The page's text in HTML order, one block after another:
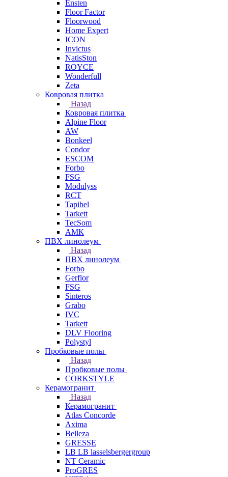
Ensten
Floor Factor
Floorwood
Home Expert
ICON
Invictus
NatisSton
ROYCE
Wonderfull
Zeta
Ковровая плитка
Назад
Ковровая плитка
Alpine Floor
AW
Bonkeel
Condor
ESCOM
Forbo
FSG
Modulyss
RCT
Tapibel
Tarkett
TecSom
АМК
ПВХ линолеум
Назад
ПВХ линолеум
Forbo
Gerflor
FSG
Sinteros
Grabo
IVC
Tarkett
DLV Flooring
Polystyl
Пробковые полы
Назад
Пробковые полы
CORKSTYLE
Керамогранит
Назад
Керамогранит
Atlas Concorde
Axima
Belleza
GRESSE
LB LB lasselsbergergroup
NT Ceramic
ProGRES